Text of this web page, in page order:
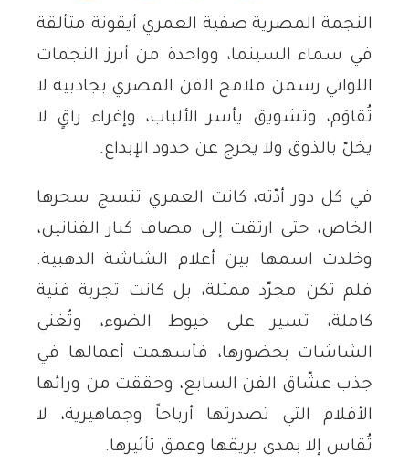
النجمة المصرية صفية العمري أيقونة متألقة
في سماء السينما، وواحدة من أبرز النجمات
اللواتي رسمن ملامح الفن المصري بجاذبية لا
تُقاوَم، وتشويق يأسر الألباب، وإغراء راقٍ لا
يخلّ بالذوق ولا يخرج عن حدود الإبداع.
في كل دور أدّته، كانت العمري تنسج سحرها
الخاص، حتى ارتقت إلى مصاف كبار الفنانين،
وخلدت اسمها بين أعلام الشاشة الذهبية.
فلم تكن مجرّد ممثلة، بل كانت تجربة فنية
كاملة، تسير على خيوط الضوء، وتُغني
الشاشات بحضورها، فأسهمت أعمالها في
جذب عشّاق الفن السابع، وحققت من ورائها
الأفلام التي تصدرتها أرباحاً وجماهيرية، لا
تُقاس إلا بمدى بريقها وعمق تأثيرها.